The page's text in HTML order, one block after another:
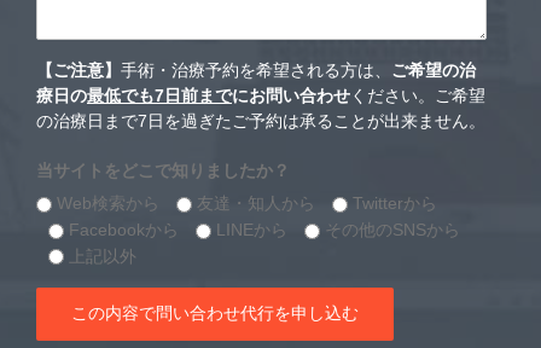
【ご注意】 手術・治療予約を希望される方は、 ご希望の治
療日の最低でも7日前までにお問い合わせください。ご希望
の治療日まで7日を過ぎたご予約は承ることが出来ません。
当サイトをどこで知りましたか？
Web検索から
友達・知人から
Twitterから
Facebookから
LINEから
その他のSNSから
上記以外